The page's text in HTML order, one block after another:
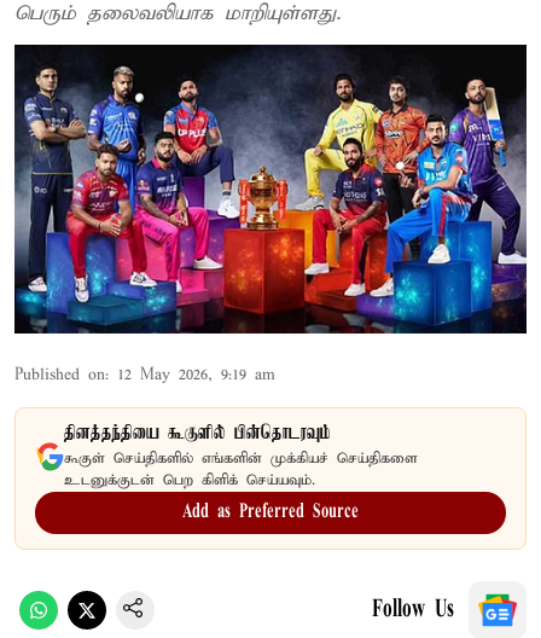
பெரும் தலைவலியாக மாறியுள்ளது.
Published on: 12 May 2026, 9:19 am
தினத்தந்தியை கூகுளில் பின்தொடரவும்
கூகுள் செய்திகளில் எங்களின் முக்கியச் செய்திகளை
உடனுக்குடன் பெற கிளிக் செய்யவும்.
Add as Preferred Source
Follow Us